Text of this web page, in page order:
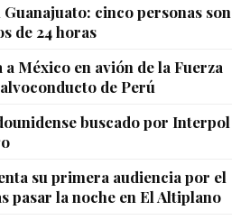
cinco personas son
de 24 horas
a México en avión de la Fuerza
de Perú
buscado por Interpol
su primera audiencia por el
pasar la noche en El Altiplano